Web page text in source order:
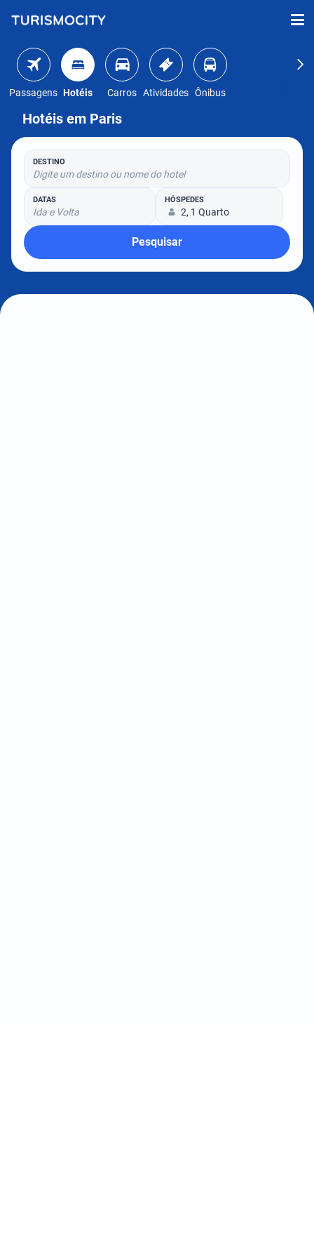
Passagens Hotéis Carros Atividades Ônibus
Hotéis em Paris
DESTINO
Digite um destino ou nome do hotel
DATAS
Ida e Volta
HÓSPEDES
2, 1 Quarto
Pesquisar